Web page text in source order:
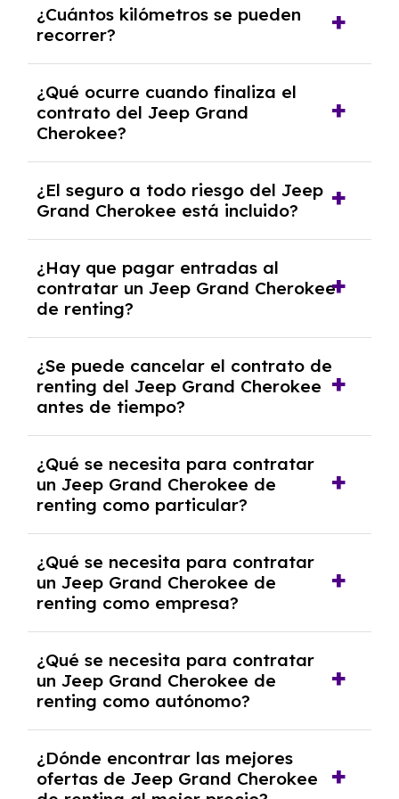
renting, que normalmente varía entre 2 y 5
años.
¿Cuántos kilómetros se pueden
recorrer?
contrato y puede variar entre 10,000 y
30,000 km anuales. Si excedes ese límite,
puede haber un cargo adicional.
¿Qué ocurre cuando finaliza el
contrato del Jeep Grand
Cherokee?
coche, renovarlo por uno nuevo o, en algunos
casos, comprarlo a un precio previamente
acordado.
¿El seguro a todo riesgo del Jeep
Grand Cherokee está incluido?
Grand Cherokee con el seguro a todo riesgo
sin franquicia incluido dentro de las cuotas
mensuales.
¿Hay que pagar entradas al
contratar un Jeep Grand Cherokee
de renting?
tendrás que pagar ningún tipo de entrada
salvo en casos que lo exija el proveedor
debido al resultado del estudio de viabilidad
económica.
¿Se puede cancelar el contrato de
renting del Jeep Grand Cherokee
antes de tiempo?
pero puede haber penalizaciones por
cancelación anticipada. Es importante revisar
las condiciones del contrato y hablar con un
experto que te asesore.
¿Qué se necesita para contratar
un Jeep Grand Cherokee de
renting como particular?
y, en algunos casos, una consulta de solvencia
crediticia y un pago inicial.
¿Qué se necesita para contratar
un Jeep Grand Cherokee de
renting como empresa?
documentación financiera y, en algunos
casos, un informe de solvencia de la empresa
y un pago inicial.
¿Qué se necesita para contratar
un Jeep Grand Cherokee de
renting como autónomo?
autónomos, justificante de ingresos y, en
algunos casos, un informe fiscal y un pago
¿Dónde encontrar las mejores
ofertas de Jeep Grand Cherokee